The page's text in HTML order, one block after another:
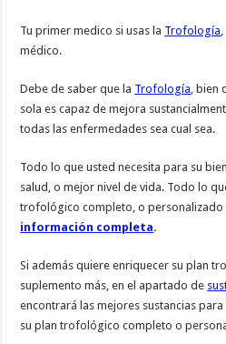
Tu primer medico si usas la Trofología
médico.
Debe de saber que la Trofología ,
sola es capaz de mejora
todas las enfermedades sea cual sea.
Todo lo que usted necesita para su
salud, o mejor nivel de vida. Todo lo
trofológico completo, o
información completa.
Si además quiere enriquecer su plan
suplemento más, en el apartado de
encontrará las mejores sustancias
su plan trofológico completo o